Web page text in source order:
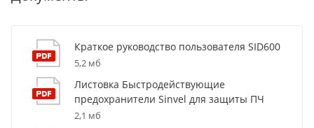
Краткое руководство пользователя SID600
5,2 мб
Листовка Быстродействующие
предохранители Sinvel для защиты ПЧ
2,1 мб